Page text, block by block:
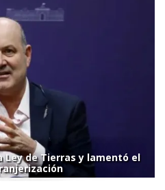
de Tierras y lamentó el